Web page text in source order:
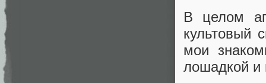
В целом
культовый
мои
лошадкой и